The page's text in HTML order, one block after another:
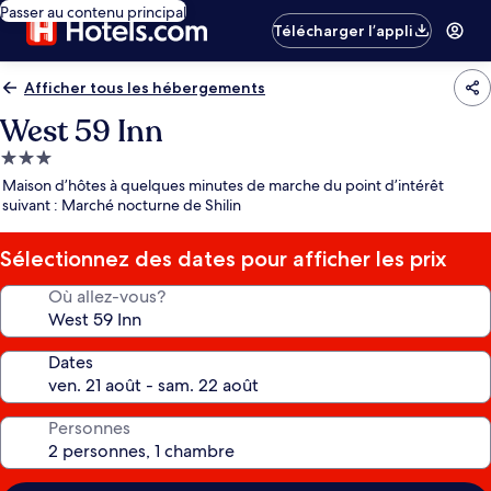
Passer au contenu principal
Télécharger l’appli
Afficher tous les hébergements
West 59 Inn
Hébergement
3.0 étoiles
Maison d’hôtes à quelques minutes de marche du point d’intérêt
suivant : Marché nocturne de Shilin
Sélectionnez des dates pour afficher les prix
Où allez-vous?
Dates
Personnes